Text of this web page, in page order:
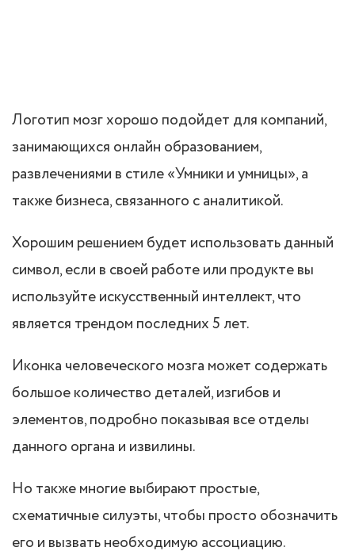
Логотип мозг хорошо подойдет для компаний,
занимающихся онлайн образованием,
развлечениями в стиле «Умники и умницы», а
также бизнеса, связанного с аналитикой.
Хорошим решением будет использовать данный
символ, если в своей работе или продукте вы
используйте искусственный интеллект, что
является трендом последних 5 лет.
Иконка человеческого мозга может содержать
большое количество деталей, изгибов и
элементов, подробно показывая все отделы
данного органа и извилины.
Но также многие выбирают простые,
схематичные силуэты, чтобы просто обозначить
его и вызвать необходимую ассоциацию.